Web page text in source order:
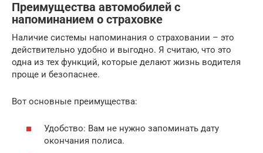
Преимущества автомобилей с
напоминанием о страховке
Наличие системы напоминания о страховании – это
действительно удобно и выгодно. Я считаю, что это
одна из тех функций, которые делают жизнь водителя
проще и безопаснее.
Вот основные преимущества:
Удобство: Вам не нужно запоминать дату
окончания полиса.